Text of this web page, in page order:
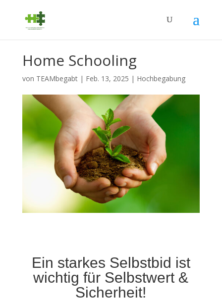
Home Schooling
von TEAMbegabt| Feb. 13, 2025 | Hochbegabung
Ein starkes Selbstbid ist
wichtig für Selbstwert &
Sicherheit!